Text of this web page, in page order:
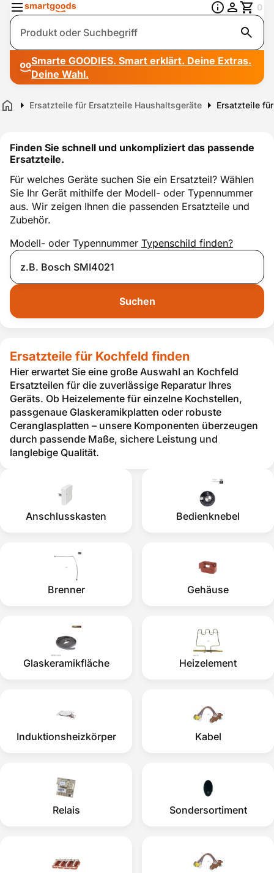
Suche
0
Smarte GOODIES. Smart erklärt. Deine Extras.
Deine Wahl.
Home Ersatzteile für Ersatzteile Haushaltsgeräte Ersatzteile
Ersatzteile für Kochfeld finden
Hier erwartet Sie eine große Auswahl an Kochfeld
Ersatzteilen für die zuverlässige Reparatur Ihres
Geräts. Ob Heizelemente für einzelne Kochstellen,
passgenaue Glaskeramikplatten oder robuste
Ceranglasplatten – unsere Komponenten überzeugen
durch passende Maße, sichere Leistung und
langlebige Qualität.
Anschlusskasten Bedienknebel
Brenner Gehäuse
Glaskeramikfläche Heizelement
Induktionsheizkörper Kabel
Relais Sondersortiment
Finden Sie schnell und unkompliziert das passende
Ersatzteile.
Für welches Geräte suchen Sie ein Ersatzteil? Wählen
Sie Ihr Gerät mithilfe der Modell- oder Typennummer
aus. Wir zeigen Ihnen die passenden Ersatzteile und
Zubehör.
Modell- oder Typennummer Typenschild finden?
Suchen